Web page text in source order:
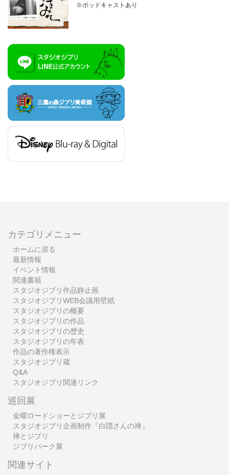
※ポッドキャストあり
カテゴリメニュー
ホームに戻る
最新情報
イベント情報
関連書籍
スタジオジブリ作品静止画
スタジオジブリWEB会議用壁紙
スタジオジブリの概要
スタジオジブリの作品
スタジオジブリの歴史
スタジオジブリの年表
作品の著作権表示
スタジオジブリ蔵
Q&A
スタジオジブリ関連リンク
巡回展
金曜ロードショーとジブリ展
スタジオジブリ企画制作『白隠さんの禅』
禅とジブリ
ジブリパーク展
関連サイト